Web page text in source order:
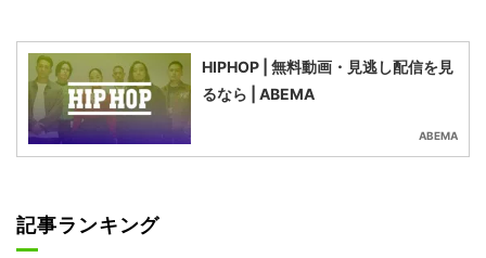
HIPHOP | 無料動画・見逃し配信を見
るなら | ABEMA
ABEMA
記事ランキング